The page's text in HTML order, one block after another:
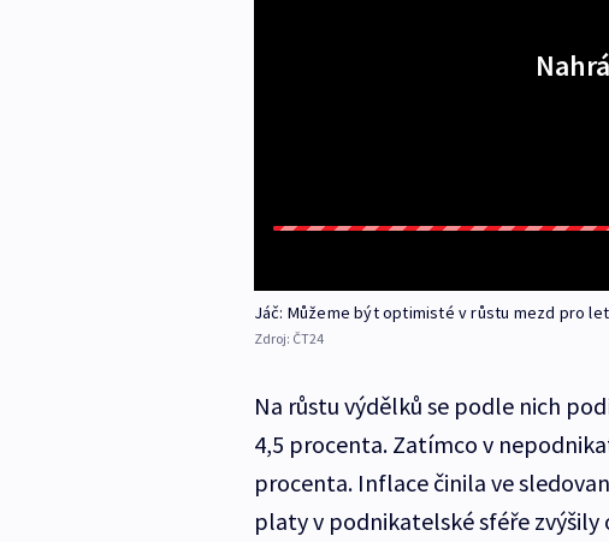
Jáč: Můžeme být optimisté v růstu mezd pro
Zdroj: ČT24
Na růstu výdělků se podle nich
4,5 procenta. Zatímco v
procenta. Inflace činila ve
platy v podnikatelské sféře